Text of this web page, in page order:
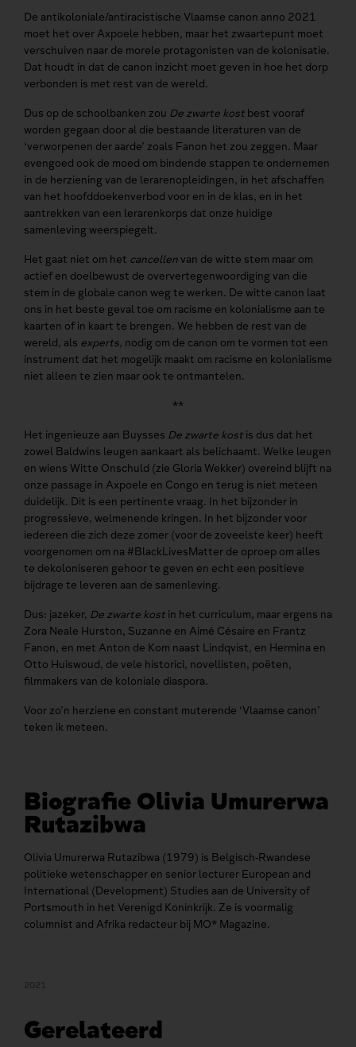
De antikoloniale/antiracistische Vlaamse canon anno 2021
moet het over Axpoele hebben, maar het zwaartepunt moet
verschuiven naar de morele protagonisten van de kolonisatie.
Dat houdt in dat de canon inzicht moet geven in hoe het dorp
verbonden is met rest van de wereld.
Dus op de schoolbanken zou De zwarte kost best vooraf
worden gegaan door al die bestaande literaturen van de
‘verworpenen der aarde’ zoals Fanon het zou zeggen. Maar
evengoed ook de moed om bindende stappen te ondernemen
in de herziening van de lerarenopleidingen, in het afschaffen
van het hoofddoekenverbod voor en in de klas, en in het
aantrekken van een lerarenkorps dat onze huidige
samenleving weerspiegelt.
Het gaat niet om het cancellenvan de witte stem maar om
actief en doelbewust de oververtegenwoordiging van die
stem in de globale canon weg te werken. De witte canon laat
ons in het beste geval toe om racisme en kolonialisme aan te
kaarten of in kaart te brengen. We hebben de rest van de
wereld, als experts, nodig om de canon om te vormen tot een
instrument dat het mogelijk maakt om racisme en kolonialisme
niet alleen te zien maar ook te ontmantelen.
**
Het ingenieuze aan Buysses De zwarte kost is dus dat het
zowel Baldwins leugen aankaart als belichaamt. Welke leugen
en wiens Witte Onschuld (zie Gloria Wekker) overeind blijft na
onze passage in Axpoele en Congo en terug is niet meteen
duidelijk. Dit is een pertinente vraag. In het bijzonder in
progressieve, welmenende kringen. In het bijzonder voor
iedereen die zich deze zomer (voor de zoveelste keer) heeft
voorgenomen om na #BlackLivesMatter de oproep om alles
te dekoloniseren gehoor te geven en echt een positieve
bijdrage te leveren aan de samenleving.
Dus: jazeker, De zwarte kost in het curriculum, maar ergens na
Zora Neale Hurston, Suzanne en Aimé Césaire en Frantz
Fanon, en met Anton de Kom naast Lindqvist, en Hermina en
Otto Huiswoud, de vele historici, novellisten, poëten,
filmmakers van de koloniale diaspora.
Voor zo’n herziene en constant muterende ‘Vlaamse canon’
teken ik meteen.
Biografie Olivia Umurerwa
Rutazibwa
Olivia Umurerwa Rutazibwa (1979) is Belgisch-Rwandese
politieke wetenschapper en senior lecturer European and
International (Development) Studies aan de University of
Portsmouth in het Verenigd Koninkrijk. Ze is voormalig
columnist and Afrika redacteur bij MO* Magazine.
2021
Gerelateerd